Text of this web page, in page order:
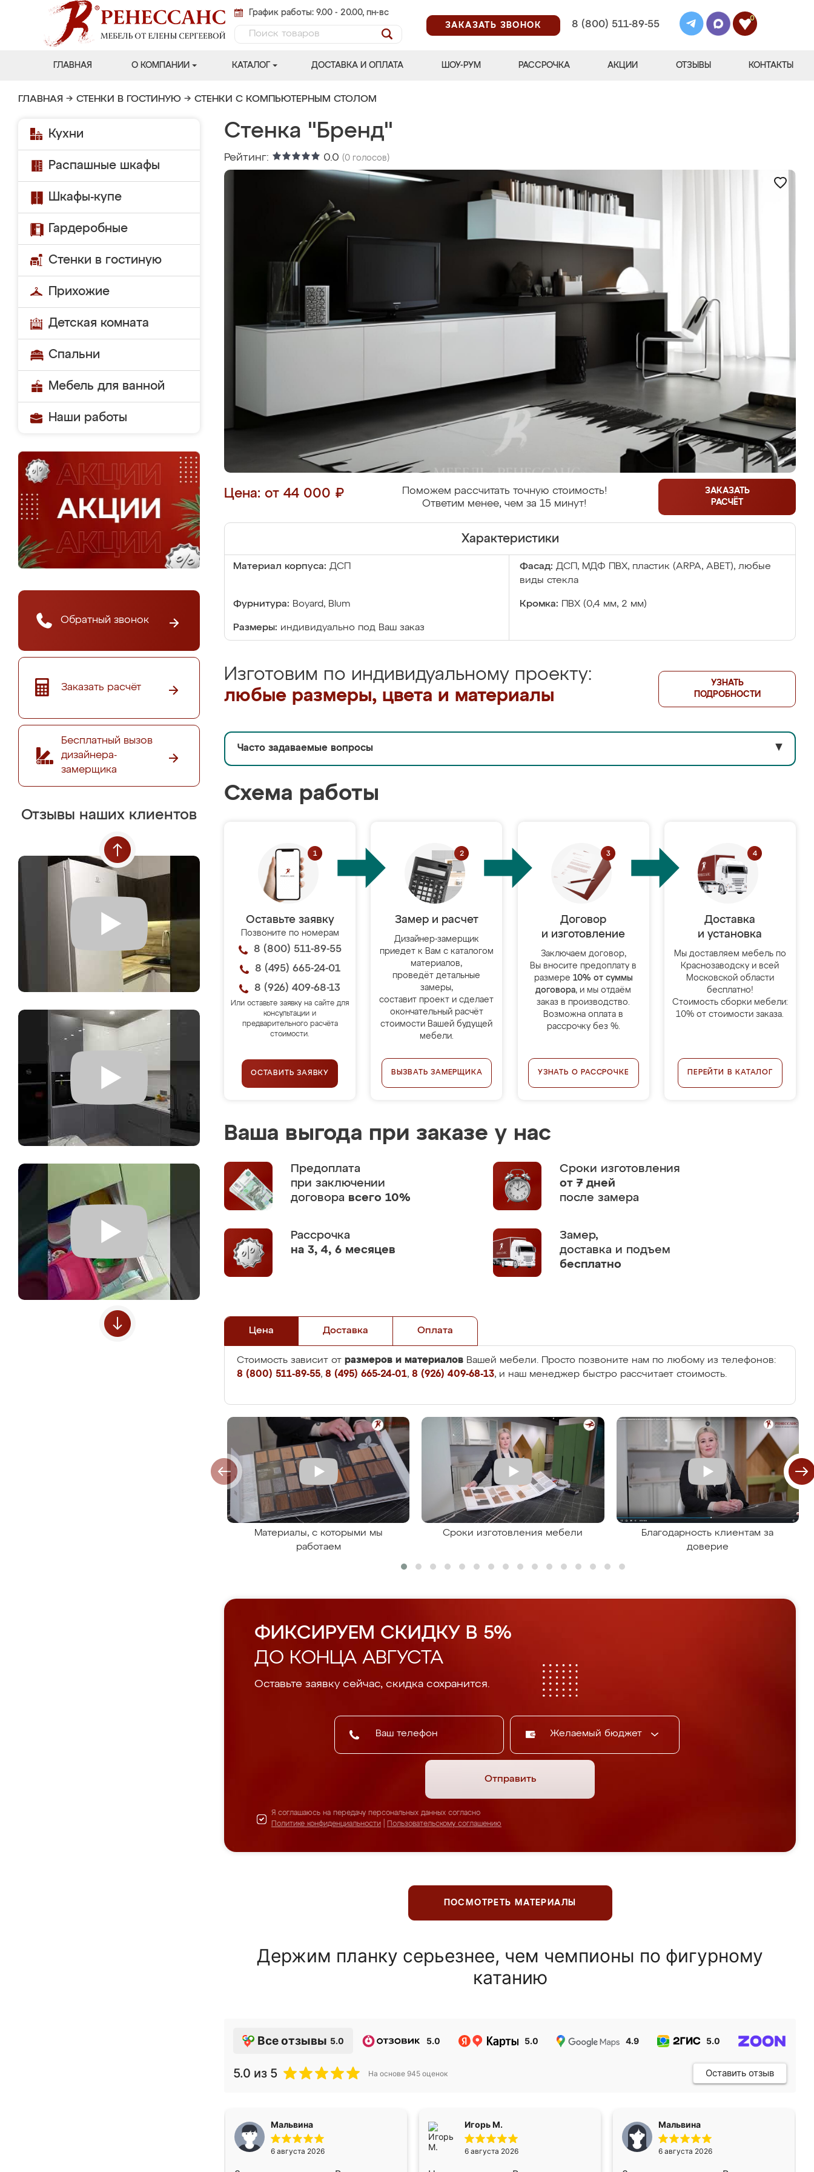
График работы: 9.00 - 20.00, пн-вс
ЗАКАЗАТЬ ЗВОНОК
8 (800) 511-89-55
0
ГЛАВНАЯ О КОМПАНИИ КАТАЛОГ ДОСТАВКА И ОПЛАТА ШОУ-РУМ РАССРОЧКА АКЦИИ ОТЗЫВЫ КОНТАКТЫ
ГЛАВНАЯ → СТЕНКИ В ГОСТИНУЮ → СТЕНКИ С КОМПЬЮТЕРНЫМ СТОЛОМ
Кухни
Распашные шкафы
Шкафы-купе
Гардеробные
Стенки в гостиную
Прихожие
Детская комната
Спальни
Мебель для ванной
Наши работы
Обратный звонок
Заказать расчёт
Бесплатный вызов
дизайнера-
замерщика
Отзывы наших клиентов
Стенка "Бренд"
Рейтинг: 0.0 (0 голосов)
Цена: от 44 000 ₽
Поможем рассчитать точную стоимость!
Ответим менее, чем за 15 минут!
ЗАКАЗАТЬ
РАСЧЁТ
Характеристики
Материал корпуса: ДСП Фасад: ДСП, МДФ ПВХ, пластик (ARPA, ABET), любые
виды стекла
Фурнитура: Boyard, Blum Кромка: ПВХ (0,4 мм, 2 мм)
Размеры: индивидуально под Ваш заказ
Изготовим по индивидуальному проекту:
любые размеры, цвета и материалы
УЗНАТЬ
ПОДРОБНОСТИ
Часто задаваемые вопросы ▼
Схема работы
Оставьте заявку
Позвоните по номерам
8 (800) 511-89-55
8 (495) 665-24-01
8 (926) 409-68-13
Или оставьте заявку на сайте для
консультации и
предварительного расчёта
стоимости.
ОСТАВИТЬ ЗАЯВКУ
Замер и расчет
Дизайнер-замерщик
приедет к Вам с каталогом
материалов,
проведёт детальные
замеры,
составит проект и сделает
окончательный расчёт
стоимости Вашей будущей
мебели.
ВЫЗВАТЬ ЗАМЕРЩИКА
Договор
и изготовление
Заключаем договор,
Вы вносите предоплату в
размере 10% от суммы
договора, и мы отдаём
заказ в производство.
Возможна оплата в
рассрочку без %.
УЗНАТЬ О РАССРОЧКЕ
Доставка
и установка
Мы доставляем мебель по
Краснозаводску и всей
Московской области
бесплатно!
Стоимость сборки мебели:
10% от стоимости заказа.
ПЕРЕЙТИ В КАТАЛОГ
Ваша выгода при заказе у нас
Предоплата
при заключении
договора всего 10%
Сроки изготовления
от 7 дней
после замера
Рассрочка
на 3, 4, 6 месяцев
Замер,
доставка и подъем
бесплатно
Цена Доставка Оплата
Стоимость зависит от размеров и материалов Вашей мебели. Просто позвоните нам по любому из телефонов:
8 (800) 511-89-55, 8 (495) 665-24-01, 8 (926) 409-68-13, и наш менеджер быстро рассчитает стоимость.
Материалы, с которыми мы
работаем
Сроки изготовления мебели
Благодарность клиентам за
доверие
ФИКСИРУЕМ СКИДКУ В 5%
ДО КОНЦА АВГУСТА
Оставьте заявку сейчас, скидка сохранится.
Желаемый бюджет
Отправить
Я соглашаюсь на передачу персональных данных согласно
Политике конфиденциальности
Пользовательскому соглашению
ПОСМОТРЕТЬ МАТЕРИАЛЫ
Держим планку серьезнее, чем чемпионы по фигурному
катанию
Все отзывы 5.0 5.0 5.0 4.9 5.0
5.0 из 5 На основе 945 оценок Оставить отзыв
Мальвина
6 августа 2026
Игорь М.
6 августа 2026
Мальвина
6 августа 2026